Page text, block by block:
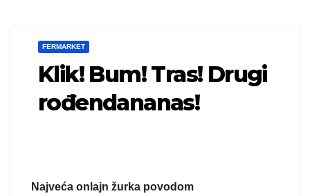
FERMARKET
Klik! Bum! Tras! Drugi
rođendananas!
Najveća onlajn žurka povodom